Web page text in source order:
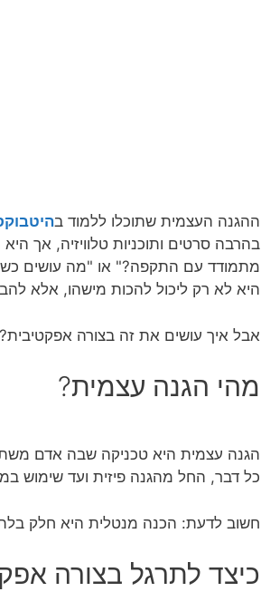
ההגנה העצמית שתוכלו ללמוד ב
בהרבה סרטים ותוכניות טלוויזיה, אך
מתמודד עם התקפה?" או "מה עושים
היא לא רק ליכול להכות מישהו, אלא
אבל איך עושים את זה בצורה
מהי הגנה עצמית?
הגנה עצמית היא טכניקה שבה אדם
כל דבר, החל מהגנה פיזית ועד שימוש
חשוב לדעת: הכנה מנטלית היא חלק
כיצד לתרגל בצורה